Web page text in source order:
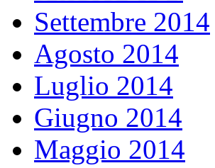
Settembre 2014
Agosto 2014
Luglio 2014
Giugno 2014
Maggio 2014